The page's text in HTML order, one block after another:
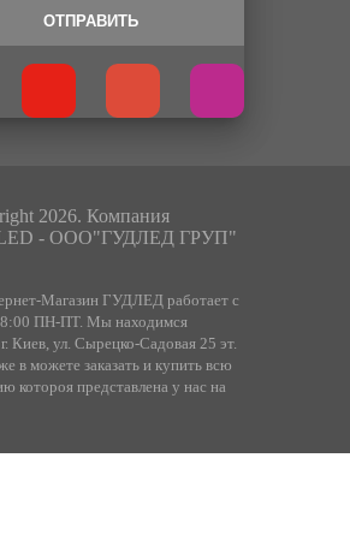
ОТПРАВИТЬ
2026. Компания
- ООО"ГУДЛЕД ГРУП"
Магазин ГУДЛЕД работает с
ПН-ПТ. Мы находимся
Киев, ул. Сырецко-Садовая 25 эт.
в можете заказать и купить всю
котороя представлена у нас на